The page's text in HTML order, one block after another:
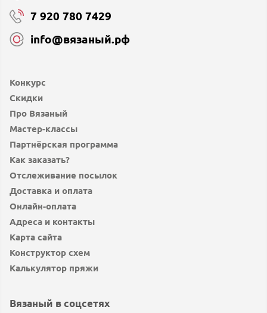
Конкурс
Скидки
Про Вязаный
Мастер-классы
Партнёрская программа
Как заказать?
Отслеживание посылок
Доставка и оплата
Онлайн-оплата
Адреса и контакты
Карта сайта
Конструктор схем
Калькулятор пряжи
7 920 780 7429
info@вязаный.рф
Вязаный в соцсетях